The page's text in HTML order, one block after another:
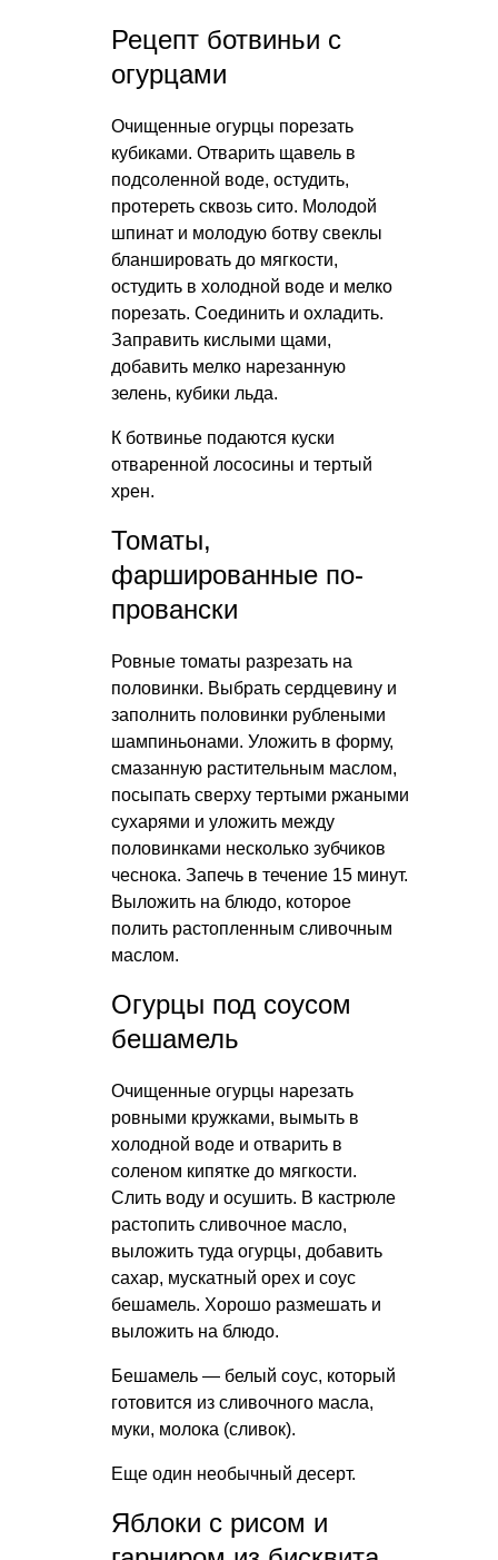
Рецепт ботвиньи с
огурцами
Очищенные огурцы порезать
кубиками. Отварить щавель в
подсоленной воде, остудить,
протереть сквозь сито. Молодой
шпинат и молодую ботву свеклы
бланшировать до мягкости,
остудить в холодной воде и мелко
порезать. Соединить и охладить.
Заправить кислыми щами,
добавить мелко нарезанную
зелень, кубики льда.
К ботвинье подаются куски
отваренной лососины и тертый
хрен.
Томаты,
фаршированные по-
провански
Ровные томаты разрезать на
половинки. Выбрать сердцевину и
заполнить половинки рублеными
шампиньонами. Уложить в форму,
смазанную растительным маслом,
посыпать сверху тертыми ржаными
сухарями и уложить между
половинками несколько зубчиков
чеснока. Запечь в течение 15 минут.
Выложить на блюдо, которое
полить растопленным сливочным
маслом.
Огурцы под соусом
бешамель
Очищенные огурцы нарезать
ровными кружками, вымыть в
холодной воде и отварить в
соленом кипятке до мягкости.
Слить воду и осушить. В кастрюле
растопить сливочное масло,
выложить туда огурцы, добавить
сахар, мускатный орех и соус
бешамель. Хорошо размешать и
выложить на блюдо.
Бешамель — белый соус, который
готовится из сливочного масла,
муки, молока (сливок).
Еще один необычный десерт.
Яблоки с рисом и